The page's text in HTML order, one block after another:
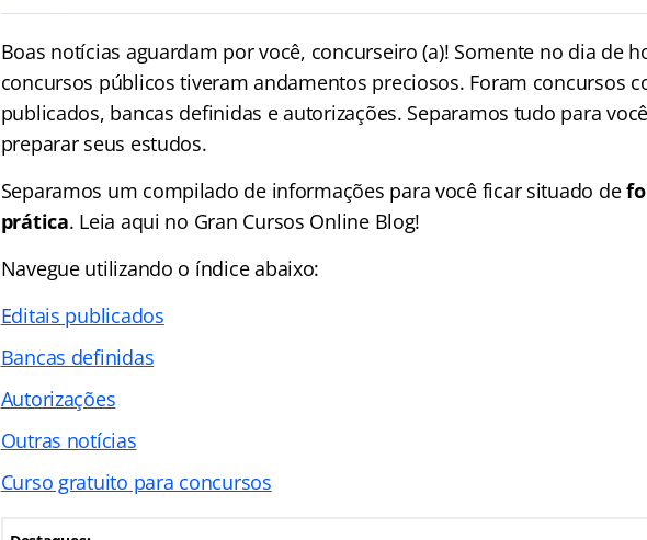
Boas notícias aguardam por você, concurseiro (a)! Somente no dia de
concursos públicos tiveram andamentos preciosos. Foram concursos
publicados, bancas definidas e autorizações. Separamos tudo para
preparar seus estudos.
Separamos um compilado de informações para você ficar situado de
prática. Leia aqui no Gran Cursos Online Blog!
Navegue utilizando o índiceabaixo:
Editais publicados
Bancas definidas
Autorizações
Outras notícias
Curso gratuito para concursos